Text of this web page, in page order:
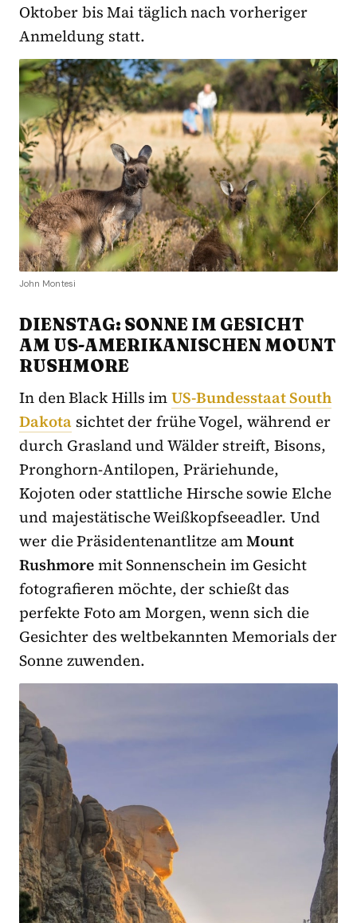
Oktober bis Mai täglich nach vorheriger
Anmeldung statt.
John Montesi
DIENSTAG: SONNE IM GESICHT
AM US-AMERIKANISCHEN MOUNT
RUSHMORE
In den Black Hills imUS-Bundesstaat South
Dakota sichtet der frühe Vogel, während er
durch Grasland und Wälder streift, Bisons,
Pronghorn-Antilopen, Präriehunde,
Kojoten oder stattliche Hirsche sowie Elche
und majestätische Weißkopfseeadler. Und
wer die Präsidentenantlitze amMount
Rushmoremit Sonnenschein im Gesicht
fotografieren möchte, der schießt das
perfekte Foto am Morgen, wenn sich die
Gesichter des weltbekannten Memorials der
Sonne zuwenden.